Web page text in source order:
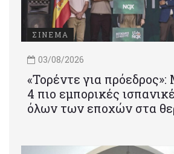
ΣΙΝΕΜΑ
03/08/2026
«Τορέντε για πρόεδρος»:
4 πιο εμπορικές
όλων των εποχών στα